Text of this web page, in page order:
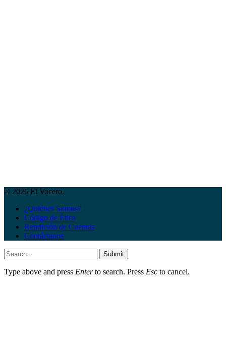
© 2026 El Vocero.
¿Quiénes Somos?
Código de Ética
Rendición de Cuentas
Contáctanos
Submit
Type above and press Enterto search. Press Esc to cancel.